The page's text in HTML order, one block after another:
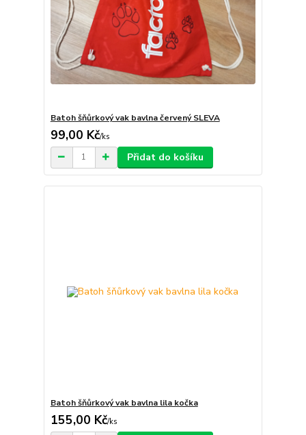
Batoh šňůrkový vak bavlna červený SLEVA
99,00 Kč/ks
Přidat do košíku
Batoh šňůrkový vak bavlna lila kočka
155,00 Kč/ks